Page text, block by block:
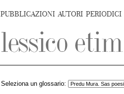
PUBBLICAZIONI AUTORI PERIODICI
Seleziona un glossario: